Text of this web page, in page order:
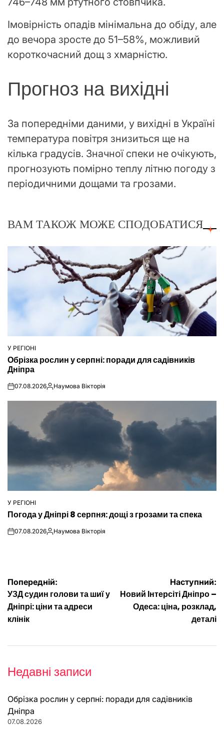
Імовірність опадів мінімальна до обіду, але
до вечора зросте до 51–58%, можливий
короткочасний дощ з хмарністю.
Прогноз на вихідні
За попередніми даними, у вихідні в Україні
температура повітря знизиться ще на
кілька градусів. Значної спеки не очікують,
прогнозують помірно теплу літню погоду з
періодичними дощами та грозами.
ВАМ ТАКОЖ МОЖЕ СПОДОБАТИСЯ
ОПУБЛІКУВАТИ
У
У РЕГІОНІ
Обрізка рослин у серпні: поради для садівників
Дніпра
on07.08.2026Опубліковано
Наумова Вікторія
ОПУБЛІКУВАТИ
У РЕГІОНІ
Погода у Дніпрі 8 серпня: дощі з грозами та спека
on07.08.2026Опубліковано
Наумова Вікторія
Навігація
записів
Попередній:
УЗД судин голови та шиї у
Дніпрі: ціни та адреси
клінік
Наступний:
Новий Інтерсіті Дніпро –
Одеса: ціна, розклад,
деталі
Недавні записи
Обрізка рослин у серпні: поради для садівників
Дніпра
07.08.2026